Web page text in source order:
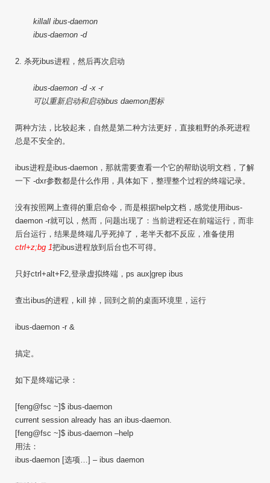
killall ibus-daemon
ibus-daemon -d
2. 杀死ibus进程，然后再次启动
ibus-daemon -d -x -r
可以重新启动和启动ibus daemon图标
两种方法，比较起来，自然是第二种方法更好，直接粗野的杀死进程
总是不安全的。
ibus进程是ibus-daemon，那就需要查看一个它的帮助说明文档，了解
一下 -dxr参数都是什么作用，具体如下，整理整个过程的终端记录。
没有按照网上查得的重启命令，而是根据help文档，感觉使用ibus-
daemon -r就可以，然而，问题出现了：当前进程还在前端运行，而非
后台运行，结果是终端几乎死掉了，老半天都不反应，准备使用
ctrl+z;bg 1把ibus进程放到后台也不可得。
只好ctrl+alt+F2,登录虚拟终端，ps aux|grep ibus
查出ibus的进程，kill 掉，回到之前的桌面环境里，运行
ibus-daemon -r &
搞定。
如下是终端记录：
[feng@fsc ~]$ ibus-daemon
current session already has an ibus-daemon.
[feng@fsc ~]$ ibus-daemon –help
用法：
ibus-daemon [选项…] – ibus daemon